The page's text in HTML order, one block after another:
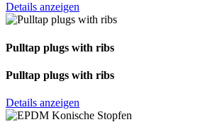
Details anzeigen
Pulltap plugs with ribs
Pulltap plugs with ribs
Details anzeigen